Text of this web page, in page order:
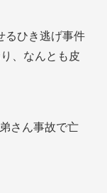
るひき逃げ事件
、なんとも皮
さん事故で亡